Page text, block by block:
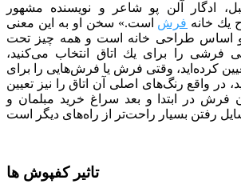
ادگار آلن پو شاعر و نویسنده مشهور
یك خانه فرش است.» سخن او به این معنی
اساس طراحی خانه است و همه چیز تحت
فرشی را برای یك اتاق انتخاب می‌كنید،
كرده‌اید، وقتی فرش یا فرش‌هایی را برای
در واقع رنگ‌های اصلی آن اتاق را نیز تعیین
فرش در ابتدا و بعد سراغ خرید مبلمان و
تاثیر کفپوش ها